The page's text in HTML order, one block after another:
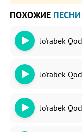
ПОХОЖИЕ
Jo'rabek
Jo'rabek
Jo'rabek